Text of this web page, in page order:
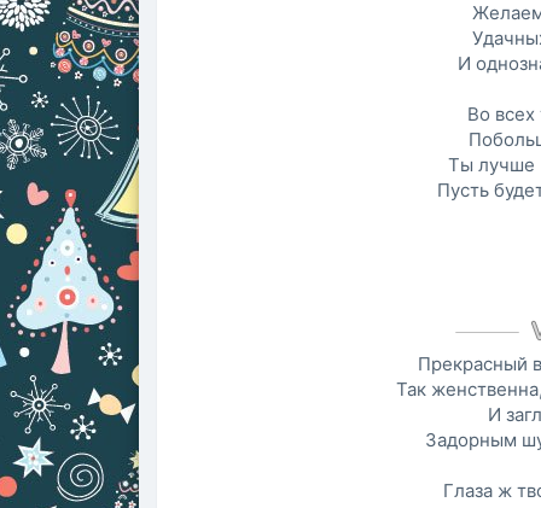
И
Во всех
Ты лучше
Пусть
Прекрасный
Так
И
Задорным
Глаза ж